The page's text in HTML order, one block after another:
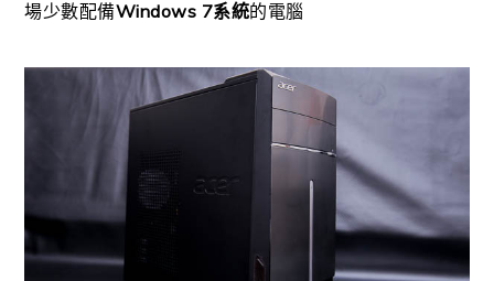
場少數配備Windows 7系統的電腦